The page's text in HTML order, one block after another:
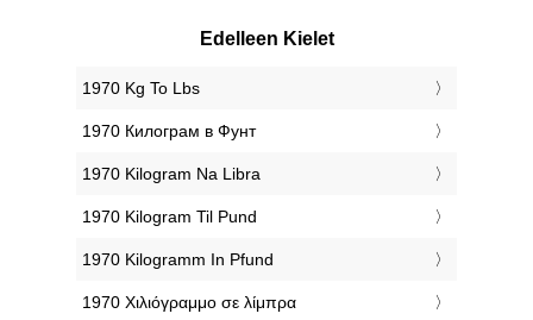
Edelleen Kielet
‎1970 Kg To Lbs
‎1970 Килограм в Фунт
‎1970 Kilogram Na Libra
‎1970 Kilogram Til Pund
‎1970 Kilogramm In Pfund
‎1970 Χιλιόγραμμο σε λίμπρα